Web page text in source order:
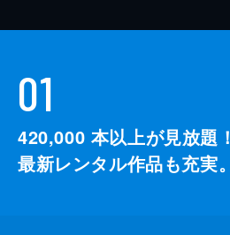
01
420,000 本以上が見放題！
最新レンタル作品も充実。